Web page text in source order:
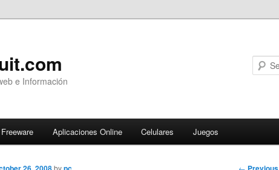
e Información
Freeware Aplicaciones Online Celulares Juegos
Post
←